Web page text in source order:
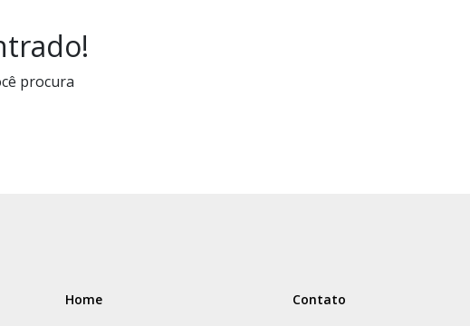
procura
Home Contato